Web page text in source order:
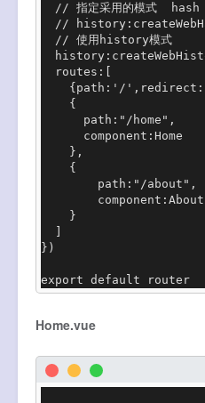
  // 指定采用的模式  hash
//
  // 使用history模式
  routes:[
{path:'/
    {
      path:"/home",
      component:Home
    },
    {
        path:"/about",
        component:About
    }
})
export default router
Home.vue